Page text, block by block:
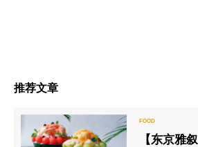
推荐文章
【东京雅